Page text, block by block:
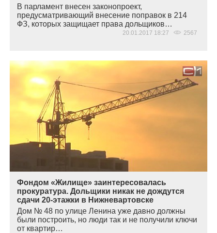
В парламент внесен законопроект,
предусматривающий внесение поправок в 214
ФЗ, которых защищает права дольщиков…
20.01.2017 18:27 2567
Фондом «Жилище» заинтересовалась
прокуратура. Дольщики никак не дождутся
сдачи 20-этажки в Нижневартовске
Дом № 48 по улице Ленина уже давно должны
были построить, но люди так и не получили ключи
от квартир…